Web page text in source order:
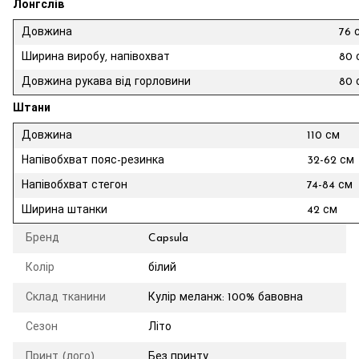
Лонгслів
Довжина 76
Ширина виробу, напівохват 80
Довжина рукава від горловини 80
Штани
Довжина 110 см
Напівобхват пояс-резинка 32-62 см
Напівобхват стегон 74-84 см
Ширина штанки 42 см
Бренд Capsula
Колір білий
Склад тканини Кулір меланж: 100% бавовна
Сезон Літо